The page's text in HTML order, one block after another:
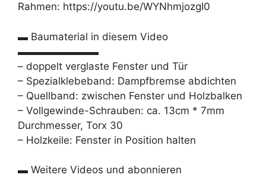
Rahmen: https://youtu.be/WYNhmjozgI0
▬ Baumaterial in diesem Video
▬▬▬▬▬▬▬▬
– doppelt verglaste Fenster und Tür
– Spezialklebeband: Dampfbremse abdichten
– Quellband: zwischen Fenster und Holzbalken
– Vollgewinde-Schrauben: ca. 13cm * 7mm
Durchmesser, Torx 30
– Holzkeile: Fenster in Position halten
▬ Weitere Videos und abonnieren